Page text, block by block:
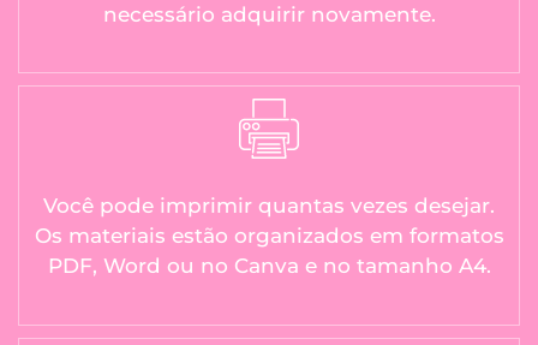
necessário adquirir novamente.
Você pode imprimir quantas vezes desejar.
Os materiais estão organizados em formatos
PDF, Word ou no Canva e no tamanho A4.